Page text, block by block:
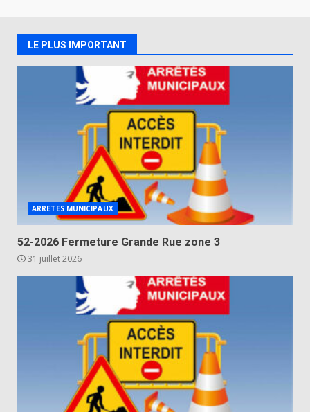
LE PLUS IMPORTANT
ARRETES MUNICIPAUX
52-2026 Fermeture Grande Rue zone 3
31 juillet 2026